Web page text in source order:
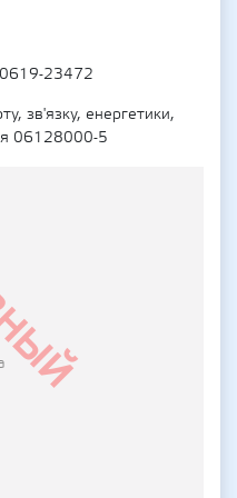
23472
зв'язку, енергетики,
06128000-5